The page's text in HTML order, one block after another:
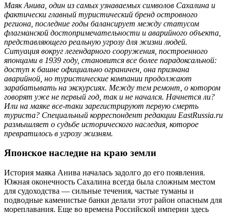
Маяк Анива, один из самых узнаваемых символов Сахалина и
фактически главный туристический бренд островного
региона, последние годы балансирует между статусом
флагманской достопримечательности и аварийного объекта,
представляющего реальную угрозу для жизни людей.
Ситуация вокруг легендарного сооружения, построенного
японцами в 1939 году, становится все более парадоксальной:
доступ к башне официально ограничен, она признана
аварийной, но туристические компании продолжают
зарабатывать на экскурсиях. Между тем ремонт, о котором
говорят уже не первый год, так и не начался. Начнется ли?
Или на маяке все-таки зарегистрируют первую смерть
туриста? Специальный корреспондент редакции EastRussia.ru
размышляет о судьбе исторического наследия, которое
превратилось в угрозу жизням.
Японское наследие на краю земли
История маяка Анива началась задолго до его появления.
Южная оконечность Сахалина всегда была сложным местом
для судоходства — сильные течения, частые туманы и
подводные каменистые банки делали этот район опасным для
мореплавания. Еще во времена Российской империи здесь